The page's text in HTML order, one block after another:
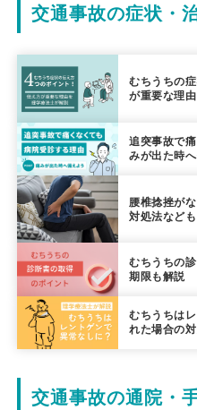
交通事故の症状・
むちうちの
が重要な理
追突事故で
みが出た時
腰椎捻挫が
対処法など
むちうちの
期限も解説
むちうちは
れた場合の
交通事故の通院・